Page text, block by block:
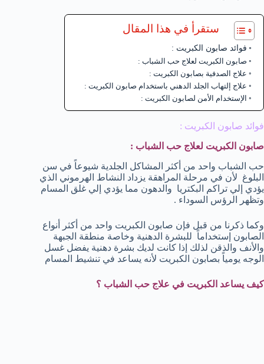
ستقرأ في هذا المقال
فوائد صابون الكبريت :
صابون الكبريت لعلاج حب الشباب :
علاج الصدفية بصابون الكبريت :
علاج إلتهاب الجلد الدهني باستخدام صابون الكبريت :
الإستخدام الأمن لصابون الكبريت :
فوائد صابون الكبريت :
صابون الكبريت لعلاج حب الشباب :
حب الشباب واحد من أكثر المشاكل الجلدية شيوعاً في سن
البلوغ لأن في مرحلة المراهقة يزداد النشاط الهرموني الذي
يؤدي إلي تراكم البكتريا والدهون مما يؤدي إلي غلق المسام
وتظهر الرؤس السوداء .
وكما ذكرنا من قبل فإن صابون الكبريت واحد من أكثر أنواع
الصابون إستخداماً للبشرة الدهنية وخاصة منطقة الجبهة
والأنف والذقن لذلك إذا كانت لديك بشرة دهنية يفضل غسل
الوجه يومياً بصابون الكبريت لأنه يساعد في تنشيط المسام
كيف يساعد الكبريت في علاج حب الشباب ؟